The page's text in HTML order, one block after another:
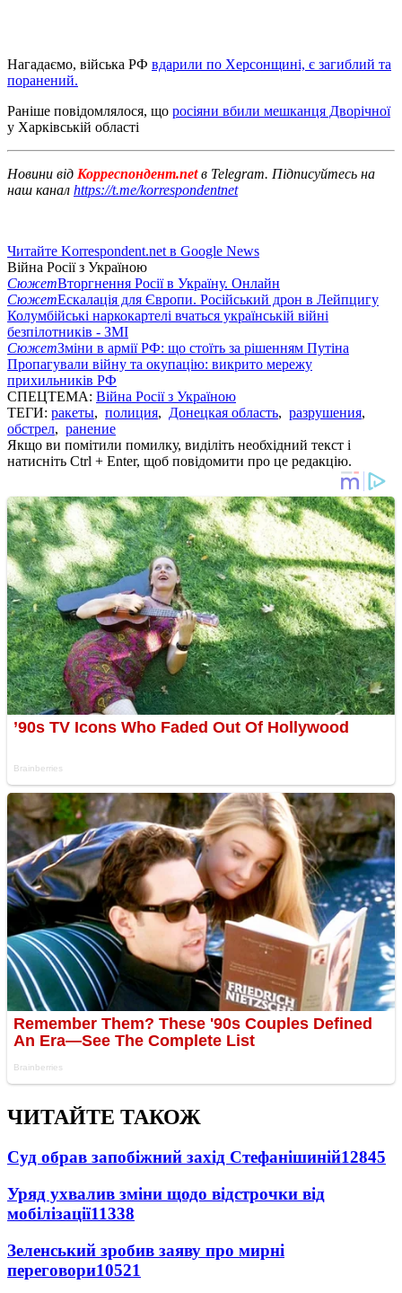
Нагадаємо, війська РФ вдарили по Херсонщині, є загиблий та
поранений.
Раніше повідомлялося, що росіяни вбили мешканця Дворічної
у Харківській області
Новини від Корреспондент.netв Telegram. Підписуйтесь на
наш канал https://t.me/korrespondentnet
Читайте Korrespondent.net в Google News
Війна Росії з Україною
СюжетВторгнення Росії в Україну. Онлайн
СюжетЕскалація для Європи. Російський дрон в Лейпцигу
Колумбійські наркокартелі вчаться українській війні
безпілотників - ЗМІ
СюжетЗміни в армії РФ: що стоїть за рішенням Путіна
Пропагували війну та окупацію: викрито мережу
прихильників РФ
СПЕЦТЕМА: Війна Росії з Україною
ТЕГИ: ракеты, полиция, Донецкая область, разрушения,
обстрел, ранение
Якщо ви помітили помилку, виділіть необхідний текст і
натисніть Ctrl + Enter, щоб повідомити про це редакцію.
ЧИТАЙТЕ ТАКОЖ
Суд обрав запобіжний захід Стефанішиній12845
Уряд ухвалив зміни щодо відстрочки від
мобілізації11338
Зеленський зробив заяву про мирні
переговори10521